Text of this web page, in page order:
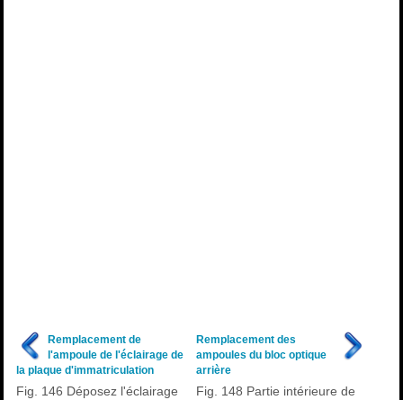
Remplacement de
l'ampoule de l'éclairage de
la plaque d'immatriculation
Fig. 146 Déposez l'éclairage
Remplacement des
ampoules du bloc optique
arrière
Fig. 148 Partie intérieure de